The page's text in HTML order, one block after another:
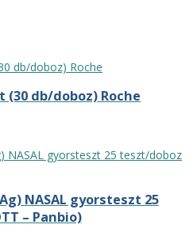
(30 db/doboz) Roche
NASAL gyorsteszt 25
– Panbio)